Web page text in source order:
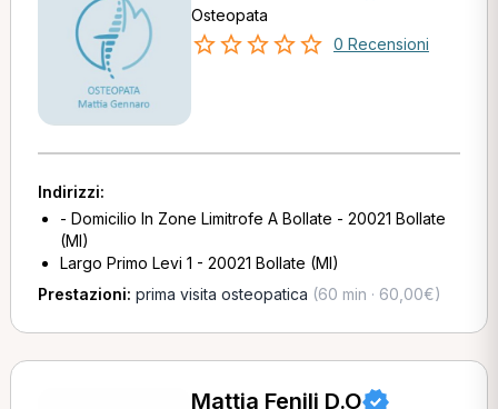
Osteopata
0 Recensioni
Indirizzi:
- Domicilio In Zone Limitrofe A Bollate - 20021 Bollate
(MI)
Largo Primo Levi 1 - 20021 Bollate (MI)
Prestazioni: prima visita osteopatica (60 min · 60,00€)
Mattia Fenili D.O